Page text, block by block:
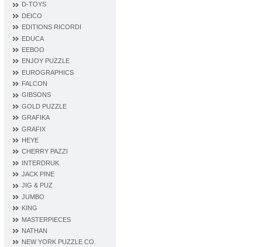
D‐TOYS
DEICO
EDITIONS RICORDI
EDUCA
EEBOO
ENJOY PUZZLE
EUROGRAPHICS
FALCON
GIBSONS
GOLD PUZZLE
GRAFIKA
GRAFIX
HEYE
CHERRY PAZZI
INTERDRUK
JACK PINE
JIG & PUZ
JUMBO
KING
MASTERPIECES
NATHAN
NEW YORK PUZZLE CO.